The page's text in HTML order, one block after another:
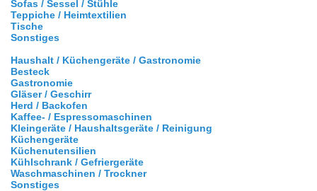
Sofas / Sessel / Stühle
Teppiche / Heimtextilien
Tische
Sonstiges
Haushalt / Küchengeräte / Gastronomie
Besteck
Gastronomie
Gläser / Geschirr
Herd / Backofen
Kaffee- / Espressomaschinen
Kleingeräte / Haushaltsgeräte / Reinigung
Küchengeräte
Küchenutensilien
Kühlschrank / Gefriergeräte
Waschmaschinen / Trockner
Sonstiges